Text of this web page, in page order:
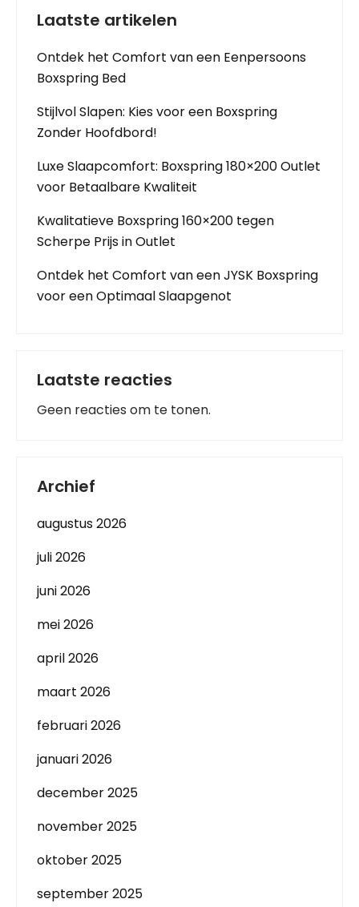
Laatste artikelen
Ontdek het Comfort van een Eenpersoons
Boxspring Bed
Stijlvol Slapen: Kies voor een Boxspring
Zonder Hoofdbord!
Luxe Slaapcomfort: Boxspring 180×200 Outlet
voor Betaalbare Kwaliteit
Kwalitatieve Boxspring 160×200 tegen
Scherpe Prijs in Outlet
Ontdek het Comfort van een JYSK Boxspring
voor een Optimaal Slaapgenot
Laatste reacties
Geen reacties om te tonen.
Archief
augustus 2026
juli 2026
juni 2026
mei 2026
april 2026
maart 2026
februari 2026
januari 2026
december 2025
november 2025
oktober 2025
september 2025